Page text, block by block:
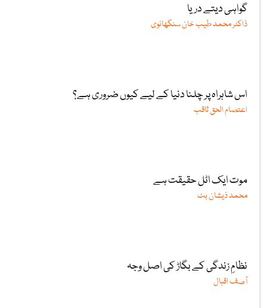
گواہی دیتے دریا
ڈاکٹر محمد طیب خان سنگھانوی
اس شاہراہ پر چلنا دنیا کے لیے کیوں ضروری ہے؟
اعتصام الحق ثاقب
موت ایک اٹل حقیقت ہے
محمد ذیشان بٹ
نظامِ زندگی کے بگاڑ کی اصل وجہ
آصف اقبال